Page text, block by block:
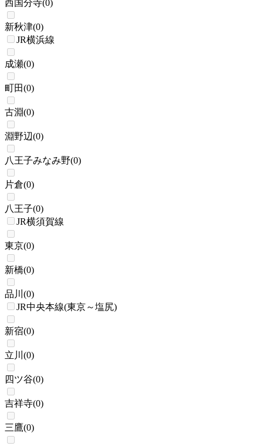
西国分寺(0)
新秋津(0)
JR横浜線
成瀬(0)
町田(0)
古淵(0)
淵野辺(0)
八王子みなみ野(0)
片倉(0)
八王子(0)
JR横須賀線
東京(0)
新橋(0)
品川 (0)
JR中央本線(東京～塩尻)
新宿(0)
立川 (0)
四ツ谷(0)
吉祥寺(0)
三鷹(0)